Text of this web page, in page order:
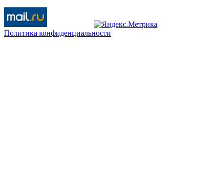
Политика конфиденциальности